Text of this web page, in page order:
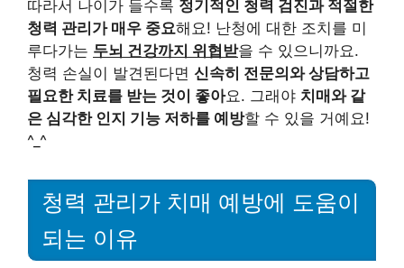
따라서 나이가 들수록 정기적인 청력 검진과 적절한
청력 관리가 매우 중요해요! 난청에 대한 조치를 미
루다가는 두뇌 건강까지 위협받을 수 있으니까요.
청력 손실이 발견된다면 신속히 전문의와 상담하고
필요한 치료를 받는 것이 좋아요. 그래야 치매와 같
은 심각한 인지 기능 저하를 예방할 수 있을 거예요!
^_^
청력 관리가 치매 예방에 도움이
되는 이유